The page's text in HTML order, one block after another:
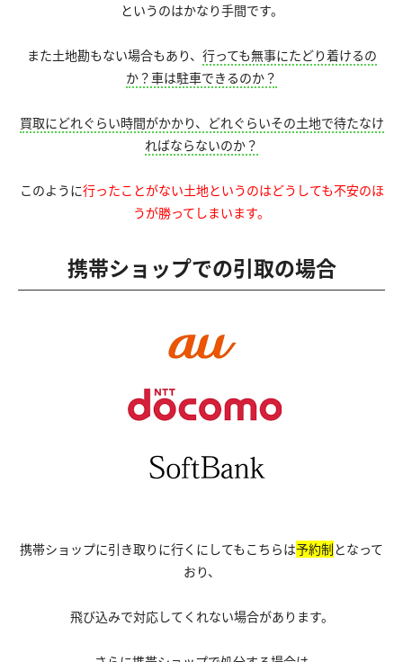
というのはかなり手間です。
また土地勘もない場合もあり、 行っても無事にたどり着けるの
か？車は駐車できるのか？
買取にどれぐらい時間がかかり、どれぐらいその土地で待たなけ
ればならないのか？
このように行ったことがない土地というのはどうしても不安のほ
うが勝ってしまいます。
携帯ショップでの引取の場合
携帯ショップに引き取りに行くにしてもこちらは予約制 となって
おり、
飛び込みで対応してくれない場合があります。